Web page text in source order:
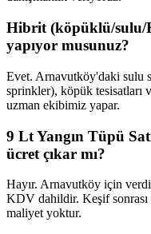
Hibrit (köpüklü/sulu/
yapıyor musunuz?
Evet. Arnavutköy'daki sulu
sprinkler), köpük tesisatları
uzman ekibimiz yapar.
9 Lt Yangın Tüpü
ücret çıkar mı?
Hayır. Arnavutköy için
KDV dahildir. Keşif sonrası
maliyet yoktur.